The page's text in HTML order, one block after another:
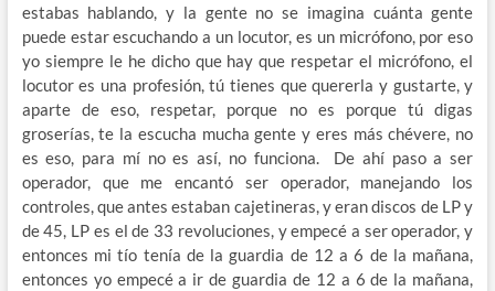
estabas hablando, y la gente no se imagina cuánta gente
puede estar escuchando a un locutor, es un micrófono, por eso
yo siempre le he dicho que hay que respetar el micrófono, el
locutor es una profesión, tú tienes que quererla y gustarte, y
aparte de eso, respetar, porque no es porque tú digas
groserías, te la escucha mucha gente y eres más chévere, no
es eso, para mí no es así, no funciona. De ahí paso a ser
operador, que me encantó ser operador, manejando los
controles, que antes estaban cajetineras, y eran discos de LP y
de 45, LP es el de 33 revoluciones, y empecé a ser operador, y
entonces mi tío tenía de la guardia de 12 a 6 de la mañana,
entonces yo empecé a ir de guardia de 12 a 6 de la mañana,